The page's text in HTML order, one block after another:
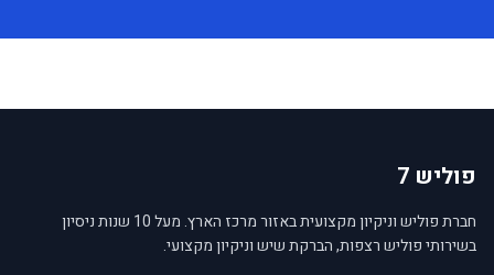
פוליש 7
חברת פוליש וניקיון מקצועית באזור מרכז הארץ. מעל 10 שנות ניסיון
בשירותי פוליש רצפות, הברקת שיש וניקיון מקצועי.